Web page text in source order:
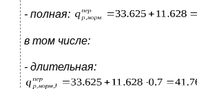
- полная:
в том числе:
- длительная: